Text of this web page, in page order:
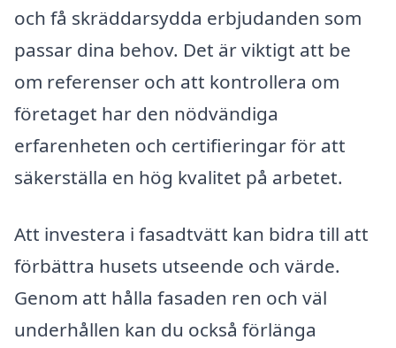
och få skräddarsydda erbjudanden som
passar dina behov. Det är viktigt att be
om referenser och att kontrollera om
företaget har den nödvändiga
erfarenheten och certifieringar för att
säkerställa en hög kvalitet på arbetet.
Att investera i fasadtvätt kan bidra till att
förbättra husets utseende och värde.
Genom att hålla fasaden ren och väl
underhållen kan du också förlänga